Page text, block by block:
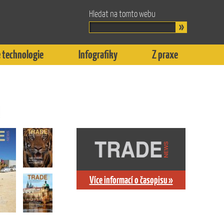
Hledat na tomto webu
technologie Infografiky Z praxe
Více informací o časopisu »